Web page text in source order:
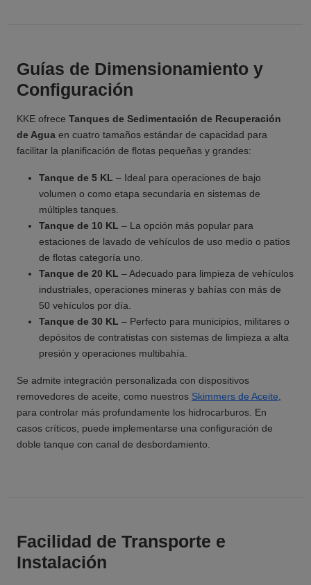
Guías de Dimensionamiento y
Configuración
KKE ofrece Tanques de Sedimentación de Recuperación
de Agua en cuatro tamaños estándar de capacidad para
facilitar la planificación de flotas pequeñas y grandes:
Tanque de 5 KL – Ideal para operaciones de bajo
volumen o como etapa secundaria en sistemas de
múltiples tanques.
Tanque de 10 KL – La opción más popular para
estaciones de lavado de vehículos de uso medio o patios
de flotas categoría uno.
Tanque de 20 KL – Adecuado para limpieza de vehículos
industriales, operaciones mineras y bahías con más de
50 vehículos por día.
Tanque de 30 KL – Perfecto para municipios, militares o
depósitos de contratistas con sistemas de limpieza a alta
presión y operaciones multibahía.
Se admite integración personalizada con dispositivos
removedores de aceite, como nuestros Skimmers de Aceite
para controlar más profundamente los hidrocarburos. En
casos críticos, puede implementarse una configuración de
doble tanque con canal de desbordamiento.
Facilidad de Transporte e
Instalación